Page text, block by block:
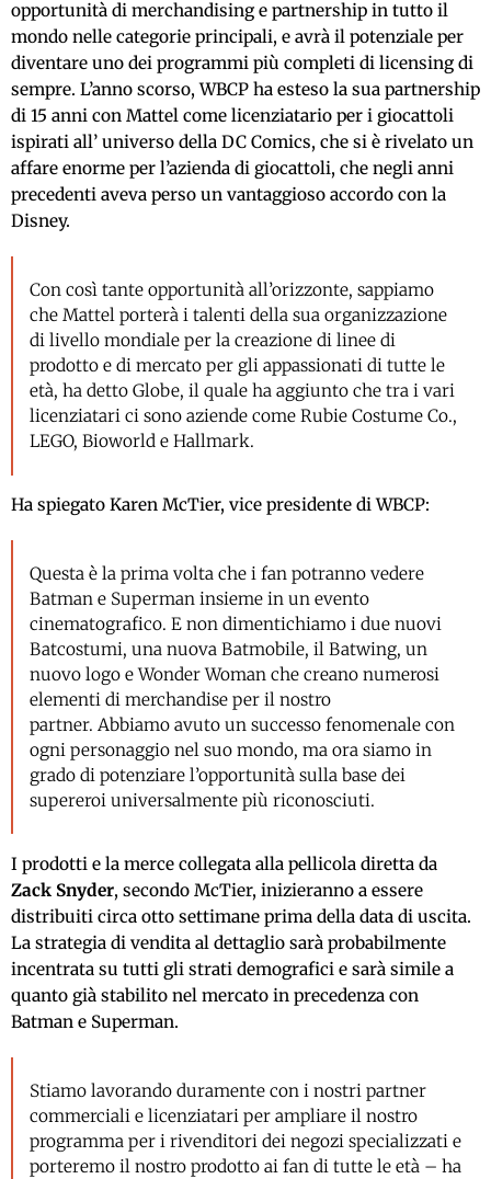
opportunità di merchandising e partnership in tutto il
mondo nelle categorie principali, e avrà il potenziale per
diventare uno dei programmi più completi di licensing di
sempre. L’anno scorso, WBCP ha esteso la sua partnership
di 15 anni con Mattel come licenziatario per i giocattoli
ispirati all’ universo della DC Comics, che si è rivelato un
affare enorme per l’azienda di giocattoli, che negli anni
precedenti aveva perso un vantaggioso accordo con la
Disney.
Con così tante opportunità all’orizzonte, sappiamo
che Mattel porterà i talenti della sua organizzazione
di livello mondiale per la creazione di linee di
prodotto e di mercato per gli appassionati di tutte le
età, ha detto Globe, il quale ha aggiunto che tra i vari
licenziatari ci sono aziende come Rubie Costume Co.,
LEGO, Bioworld e Hallmark.
Ha spiegato Karen McTier, vice presidente di WBCP:
Questa è la prima volta che i fan potranno vedere
Batman e Superman insieme in un evento
cinematografico. E non dimentichiamo i due nuovi
Batcostumi, una nuova Batmobile, il Batwing, un
nuovo logo e Wonder Woman che creano numerosi
elementi di merchandise per il nostro
partner. Abbiamo avuto un successo fenomenale con
ogni personaggio nel suo mondo, ma ora siamo in
grado di potenziare l’opportunità sulla base dei
supereroi universalmente più riconosciuti.
I prodotti e la merce collegata alla pellicola diretta da
Zack Snyder, secondo McTier, inizieranno a essere
distribuiti circa otto settimane prima della data di uscita.
La strategia di vendita al dettaglio sarà probabilmente
incentrata su tutti gli strati demografici e sarà simile a
quanto già stabilito nel mercato in precedenza con
Batman e Superman.
Stiamo lavorando duramente con i nostri partner
commerciali e licenziatari per ampliare il nostro
programma per i rivenditori dei negozi specializzati e
porteremo il nostro prodotto ai fan di tutte le età – ha